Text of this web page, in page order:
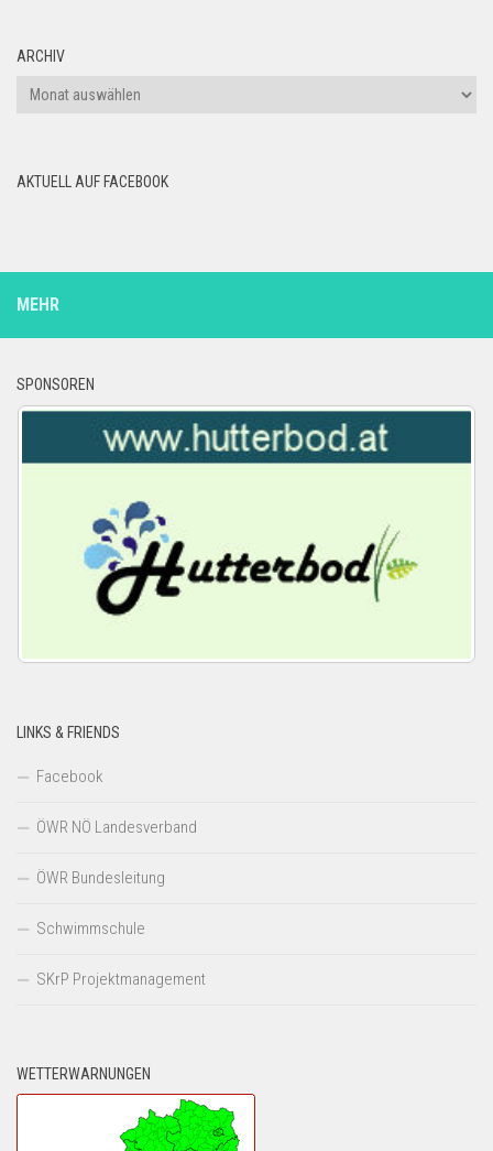
ARCHIV
Archiv
AKTUELL AUF FACEBOOK
MEHR
SPONSOREN
LINKS & FRIENDS
Facebook
ÖWR NÖ Landesverband
ÖWR Bundesleitung
Schwimmschule
SKrP Projektmanagement
WETTERWARNUNGEN